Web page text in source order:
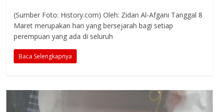
(Sumber Foto: History.com) Oleh: Zidan Al-Afgani Tanggal 8
Maret merupakan hari yang bersejarah bagi setiap
perempuan yang ada di seluruh
Baca Selengkapnya